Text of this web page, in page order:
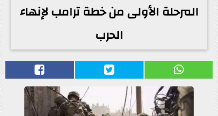
المرحلة الأولى من خطة ترامب لإنهاء
الحرب